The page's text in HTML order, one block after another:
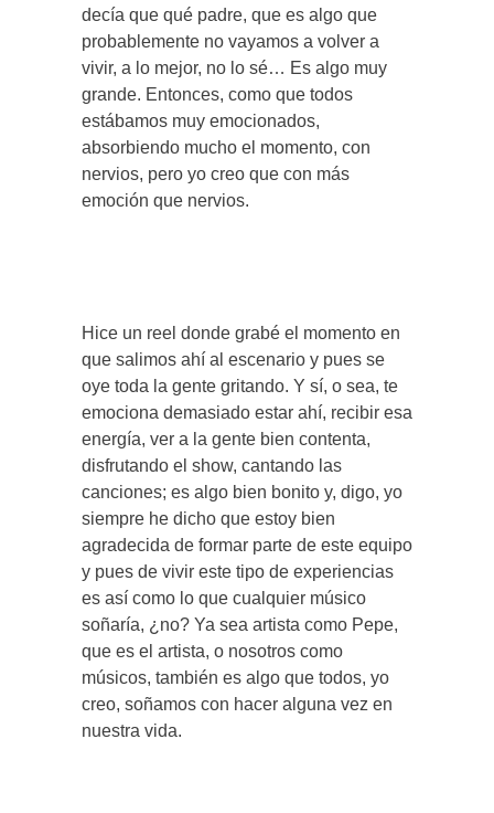
decía que qué padre, que es algo que
probablemente no vayamos a volver a
vivir, a lo mejor, no lo sé… Es algo muy
grande. Entonces, como que todos
estábamos muy emocionados,
absorbiendo mucho el momento, con
nervios, pero yo creo que con más
emoción que nervios.
Hice un reel donde grabé el momento en
que salimos ahí al escenario y pues se
oye toda la gente gritando. Y sí, o sea, te
emociona demasiado estar ahí, recibir esa
energía, ver a la gente bien contenta,
disfrutando el show, cantando las
canciones; es algo bien bonito y, digo, yo
siempre he dicho que estoy bien
agradecida de formar parte de este equipo
y pues de vivir este tipo de experiencias
es así como lo que cualquier músico
soñaría, ¿no? Ya sea artista como Pepe,
que es el artista, o nosotros como
músicos, también es algo que todos, yo
creo, soñamos con hacer alguna vez en
nuestra vida.